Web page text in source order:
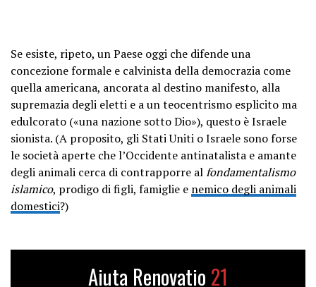
Se esiste, ripeto, un Paese oggi che difende una
concezione formale e calvinista della democrazia come
quella americana, ancorata al destino manifesto, alla
supremazia degli eletti e a un teocentrismo esplicito ma
edulcorato («una nazione sotto Dio»), questo è Israele
sionista. (A proposito, gli Stati Uniti o Israele sono forse
le società aperte che l’Occidente antinatalista e amante
degli animali cerca di contrapporre alfondamentalismo
islamico, prodigo di figli, famiglie e nemico degli animali
domestici?)
Aiuta Renovatio 21